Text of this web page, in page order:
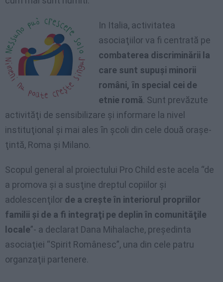
In Italia, activitatea
asociaţiilor va fi centrată pe
combaterea discriminării la
care sunt supuşi minorii
români, ȋn special cei de
etnie romă. Sunt prevăzute
activităţi de sensibilizare şi informare la nivel
instituţional şi mai ales ȋn şcoli din cele două oraşe-
ţintă, Roma şi Milano.
Scopul general al proiectului Pro Child este acela “de
a promova şi a susţine dreptul copiilor şi
adolescenţilor de a creşte în interiorul propriilor
familii şi de a fi integraţi pe de­plin în comunităţile
locale”- a declarat Dana Mihalache, preşedinta
asociaţiei “Spirit Românesc”, una din cele patru
organzaţii partenere.